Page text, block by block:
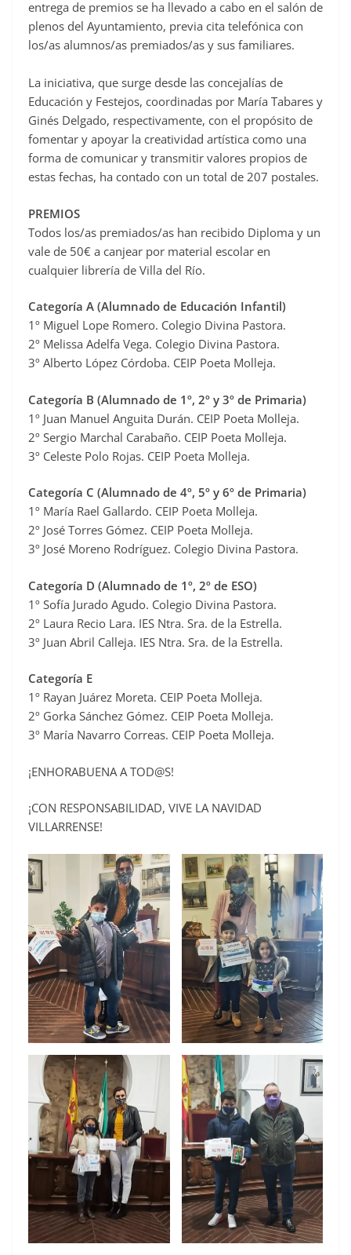
k
entrega de premios se ha llevado a cabo en el salón de
plenos del Ayuntamiento, previa cita telefónica con
los/as alumnos/as premiados/as y sus familiares.
La iniciativa, que surge desde las concejalías de
Educación y Festejos, coordinadas por María Tabares y
Ginés Delgado, respectivamente, con el propósito de
fomentar y apoyar la creatividad artística como una
forma de comunicar y transmitir valores propios de
estas fechas, ha contado con un total de 207 postales.
PREMIOS
Todos los/as premiados/as han recibido Diploma y un
vale de 50€ a canjear por material escolar en
cualquier librería de Villa del Río.
Categoría A (Alumnado de Educación Infantil)
1º Miguel Lope Romero. Colegio Divina Pastora.
2º Melissa Adelfa Vega. Colegio Divina Pastora.
3º Alberto López Córdoba. CEIP Poeta Molleja.
Categoría B (Alumnado de 1º, 2º y 3º de Primaria)
1º Juan Manuel Anguita Durán. CEIP Poeta Molleja.
2º Sergio Marchal Carabaño. CEIP Poeta Molleja.
3º Celeste Polo Rojas. CEIP Poeta Molleja.
Categoría C (Alumnado de 4º, 5º y 6º de Primaria)
1º María Rael Gallardo. CEIP Poeta Molleja.
2º José Torres Gómez. CEIP Poeta Molleja.
3º José Moreno Rodríguez. Colegio Divina Pastora.
Categoría D (Alumnado de 1º, 2º de ESO)
1º Sofía Jurado Agudo. Colegio Divina Pastora.
2º Laura Recio Lara. IES Ntra. Sra. de la Estrella.
3º Juan Abril Calleja. IES Ntra. Sra. de la Estrella.
Categoría E
1º Rayan Juárez Moreta. CEIP Poeta Molleja.
2º Gorka Sánchez Gómez. CEIP Poeta Molleja.
3º María Navarro Correas. CEIP Poeta Molleja.
¡ENHORABUENA A TOD@S!
¡CON RESPONSABILIDAD, VIVE LA NAVIDAD
VILLARRENSE!